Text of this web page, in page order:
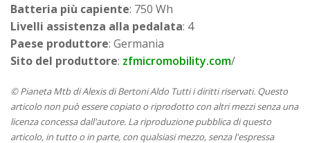
Batteria più capiente: 750 Wh
Livelli assistenza alla pedalata: 4
Paese produttore: Germania
Sito del produttore: zfmicromobility.com/
© Pianeta Mtb di Alexis di Bertoni Aldo Tutti i diritti riservati. Questo
articolo non può essere copiato o riprodotto con altri mezzi senza una
licenza concessa dall'autore. La riproduzione pubblica di questo
articolo, in tutto o in parte, con qualsiasi mezzo, senza l'espressa